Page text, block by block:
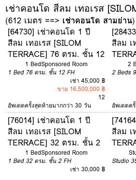
เช่าคอนโด สีลม เทอเรส
(612 เมตร ==> เช่าคอนโด สามย่าน)
[64730] เช่าคอนโด 1 ปี
สีลม เทอเรส [SILOM
TERRACE] 76 ตรม. ชั้น 12
1 BedSponsored Room
1 Bed 76 ตรม. ชั้น 12 FH
เช่า 45,000 ฿
ขาย 16,500,000 ฿
12
อัพเดตครั้งสุดท้ายมากกว่า 30 วัน
สีลม เ
2
2 Beds
อัพเดตค
[76014] เช่าคอนโด 1 ปี
สีลม เทอเรส [SILOM
TERRACE] 32 ตรม. ชั้น 2
1 BedSponsored Room
1 Bed 32 ตรม. ชั้น 2 FH
เช่า 30,000 ฿
สีลม เ
Studio